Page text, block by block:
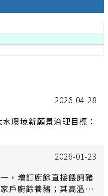
2026-04-28
環境新願景治理目標：
2026-01-23
，增訂廚餘直接餵飼豬
戶廚餘養豬；其高溫蒸